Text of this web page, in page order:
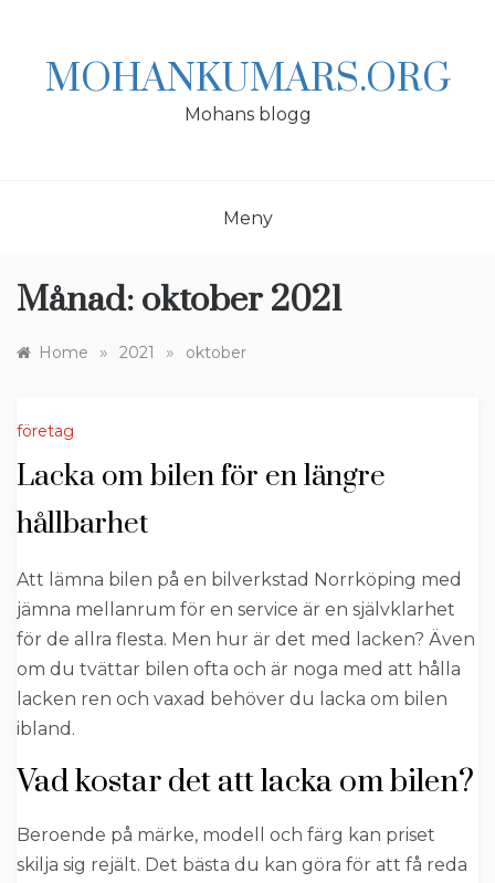
MOHANKUMARS.ORG
Mohans blogg
Meny
Månad: oktober 2021
Home » 2021 » oktober
företag
Lacka om bilen för en längre
hållbarhet
Att lämna bilen på en bilverkstad Norrköping med
jämna mellanrum för en service är en självklarhet
för de allra flesta. Men hur är det med lacken? Även
om du tvättar bilen ofta och är noga med att hålla
lacken ren och vaxad behöver du lacka om bilen
ibland.
Vad kostar det att lacka om bilen?
Beroende på märke, modell och färg kan priset
skilja sig rejält. Det bästa du kan göra för att få reda